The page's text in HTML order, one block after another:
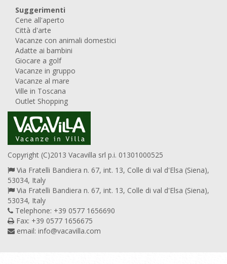
Suggerimenti
Cene all'aperto
Città d'arte
Vacanze con animali domestici
Adatte ai bambini
Giocare a golf
Vacanze in gruppo
Vacanze al mare
Ville in Toscana
Outlet Shopping
Copyright (C)2013 Vacavilla srl p.i. 01301000525
Via Fratelli Bandiera n. 67, int. 13, Colle di val d'Elsa (Siena),
53034, Italy
Via Fratelli Bandiera n. 67, int. 13, Colle di val d'Elsa (Siena),
53034, Italy
Telephone: +39 0577 1656690
Fax: +39 0577 1656675
email: info@vacavilla.com